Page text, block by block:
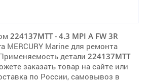
224137MTT- 4.3 MPI A FW 3R
MERCURY Marine для ремонта
детали 224137MTT
заказать товар на сайте или
по России, самовывоз в